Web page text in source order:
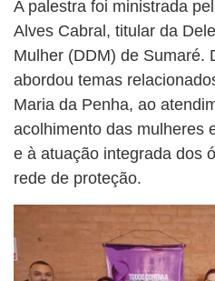
A palestra foi ministrada
Alves Cabral, titular da
Mulher (DDM) de Sumaré.
abordou temas
Maria da Penha, ao
acolhimento das mulheres
e à atuação integrada dos
rede de proteção.